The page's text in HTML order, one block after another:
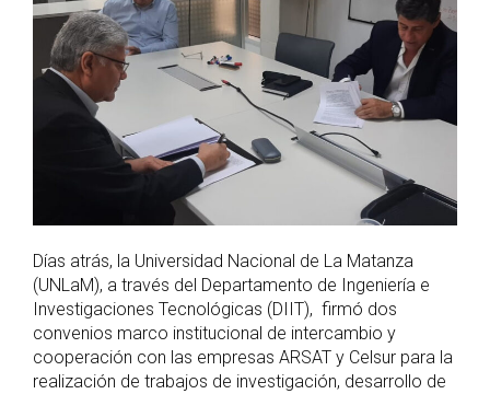
Días atrás, la Universidad Nacional de La Matanza
(UNLaM), a través del Departamento de Ingeniería e
Investigaciones Tecnológicas (DIIT), firmó dos
convenios marco institucional de intercambio y
cooperación con las empresas ARSAT y Celsur para la
realización de trabajos de investigación, desarrollo de